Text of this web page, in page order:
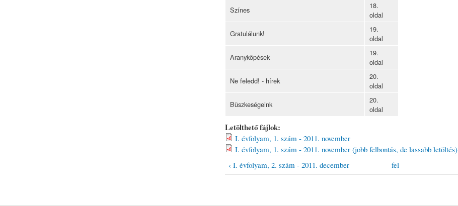
Színes
18.
oldal
Gratulálunk!
19.
oldal
Aranyköpések
19.
oldal
Ne feledd! - hírek
20.
oldal
Büszkeségeink
20.
oldal
Letölthető fájlok:
I. évfolyam, 1. szám - 2011. november
I. évfolyam, 1. szám - 2011. november (jobb felbontás, de lassabb letöltés)
‹ I. évfolyam, 2. szám - 2011. december
fel